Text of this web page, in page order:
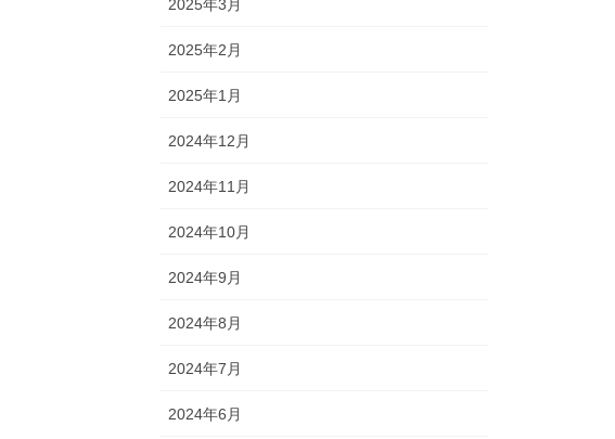
2025年3月
2025年2月
2025年1月
2024年12月
2024年11月
2024年10月
2024年9月
2024年8月
2024年7月
2024年6月